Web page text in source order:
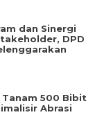
dan Sinergi
DPD
Tanam 500 Bibit
Abrasi